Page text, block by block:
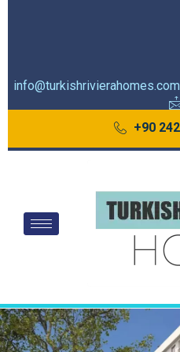
info@turkishrivierahomes.com